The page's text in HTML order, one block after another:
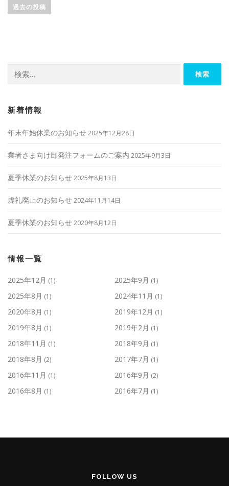
稿
シ
過去の投稿
索:
新着情報
年末年始休業のお知らせ2025年12月28日
業者さま向け卸発注フォームのご案内 2025年9月3日
夏季休業のお知らせ2025年8月13日
虚礼廃止のお知らせ2024年11月14日
夏季休業のお知らせ2020年8月12日
情報一覧
2025年12月 (1) 2025年9月 (1)
2025年8月 (1) 2024年11月 (1)
2020年8月 (1) 2019年12月 (1)
2019年8月 (1) 2019年2月 (1)
2018年11月 (1) 2018年9月 (1)
2018年8月 (2) 2017年7月 (1)
2016年11月 (1) 2016年9月 (2)
2016年8月 (1) 2016年7月 (1)
FOLLOW US